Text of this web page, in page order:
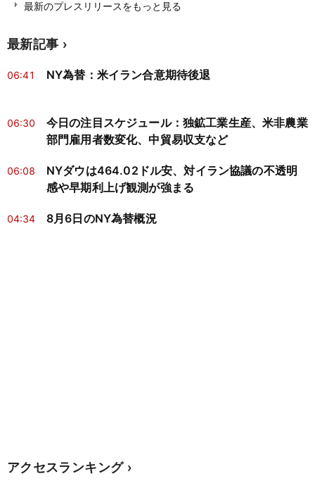
最新のプレスリリースをもっと見る
最新記事
06:41 NY為替：米イラン合意期待後退
06:30
今日の注目スケジュール：独鉱工業生産、米非農業
部門雇用者数変化、中貿易収支など
06:08
NYダウは464.02ドル安、対イラン協議の不透明
感や早期利上げ観測が強まる
04:34 8月6日のNY為替概況
アクセスランキング